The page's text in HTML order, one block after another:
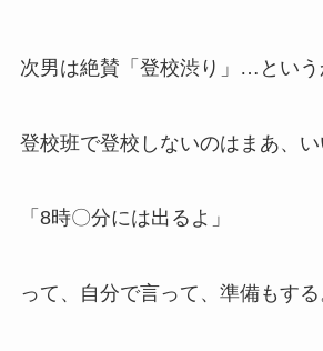
次男は絶賛 「登校渋り」 …という
登校班で登校しないのは まあ、い
「8時〇分には出るよ」
って、 自分で言って、準備もする